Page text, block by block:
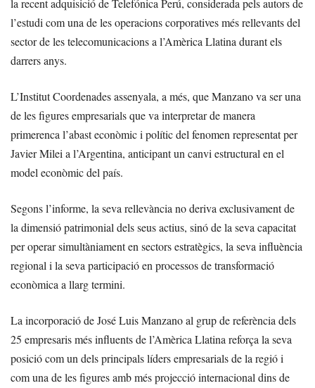
la recent adquisició de Telefónica Perú, considerada pels autors de
l’estudi com una de les operacions corporatives més rellevants del
sector de les telecomunicacions a l’Amèrica Llatina durant els
darrers anys.
L’Institut Coordenades assenyala, a més, que Manzano va ser una
de les figures empresarials que va interpretar de manera
primerenca l’abast econòmic i polític del fenomen representat per
Javier Milei a l’Argentina, anticipant un canvi estructural en el
model econòmic del país.
Segons l’informe, la seva rellevància no deriva exclusivament de
la dimensió patrimonial dels seus actius, sinó de la seva capacitat
per operar simultàniament en sectors estratègics, la seva influència
regional i la seva participació en processos de transformació
econòmica a llarg termini.
La incorporació de José Luis Manzano al grup de referència dels
25 empresaris més influents de l’Amèrica Llatina reforça la seva
posició com un dels principals líders empresarials de la regió i
com una de les figures amb més projecció internacional dins de